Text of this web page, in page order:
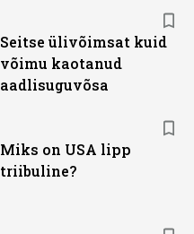
Seitse ülivõimsat kuid
võimu kaotanud
aadlisuguvõsa
Miks on USA lipp
triibuline?